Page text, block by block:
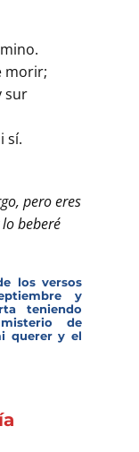
morir;
sur
sí.
pero eres
beberé
los versos
y
teniendo
de
querer y el